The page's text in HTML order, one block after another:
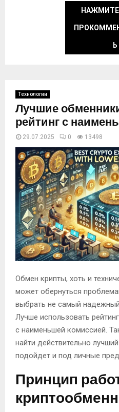
Ь
Технологии
Лучшие
рейтинг с
29.07.2025 0 13498
Обмен крипты, хоть и
может обернуться
выбрать не самый
Лучше использовать
с наименьшей комиссией.
найти действительно
подойдет и под личные
Принцип